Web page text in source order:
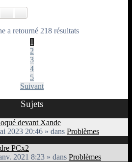
a retourné 218 résultats
1
2
3
4
5
Suivant
Sujets
devant Xande
2023 20:46 » dans Problèmes
PCx2
2021 8:23 » dans Problèmes